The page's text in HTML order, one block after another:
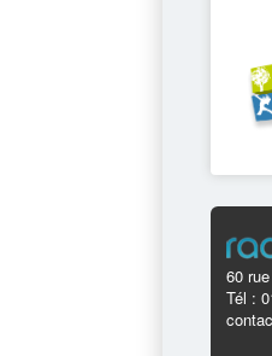
60
Tél :